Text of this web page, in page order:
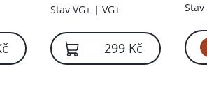
Stav VG+ | VG+
299 Kč
Stav